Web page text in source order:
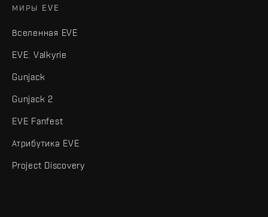
МИРЫ EVE
Вселенная EVE
EVE: Valkyrie
Gunjack
Gunjack 2
EVE Fanfest
Атрибутика EVE
Project Discovery